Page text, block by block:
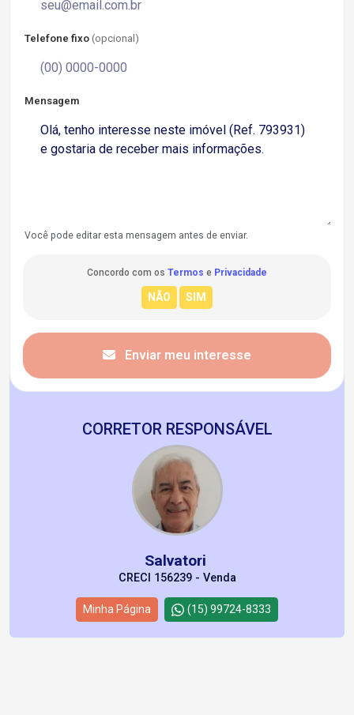
Telefone fixo (opcional)
Mensagem
Você pode editar esta mensagem antes de enviar.
Concordo com os Termos e Privacidade
Enviar meu interesse
CORRETOR RESPONSÁVEL
Salvatori
CRECI 156239 - Venda
Minha Página (15) 99724-8333